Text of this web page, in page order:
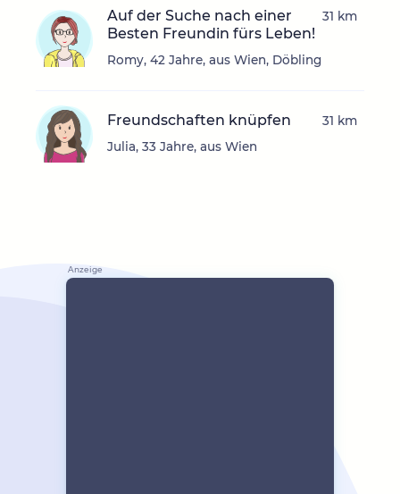
Auf der Suche nach einer
Besten Freundin fürs Leben!
Romy, 42 Jahre, aus Wien, Döbling
31 km
Freundschaften knüpfen
Julia, 33 Jahre, aus Wien
31 km